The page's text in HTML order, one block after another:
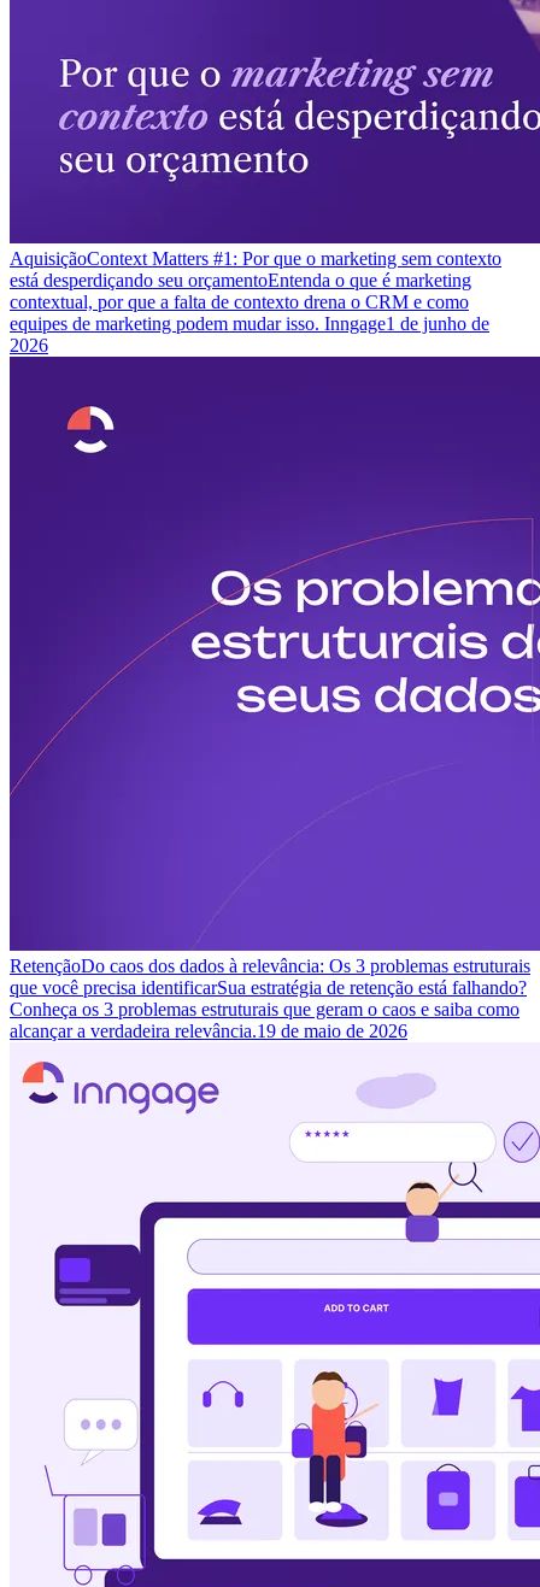
AquisiçãoContext Matters #1: Por que o marketing sem contexto
está desperdiçando seu orçamentoEntenda o que é marketing
contextual, por que a falta de contexto drena o CRM e como
equipes de marketing podem mudar isso. Inngage1 de junho de
2026
RetençãoDo caos dos dados à relevância: Os 3 problemas estruturais
que você precisa identificarSua estratégia de retenção está falhando?
Conheça os 3 problemas estruturais que geram o caos e saiba como
alcançar a verdadeira relevância.19 de maio de 2026